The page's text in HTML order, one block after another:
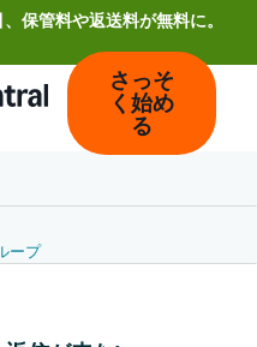
保管料や返送料が無料に。
さっそ
く始め
る
ープ